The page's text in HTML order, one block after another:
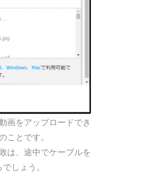
画をアップロードでき
ことです。
は、途中でケーブルを
しょう。